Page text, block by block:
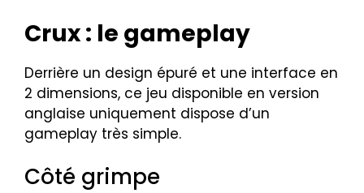
Crux : le gameplay
Derrière un design épuré et une interface en
2 dimensions, ce jeu disponible en version
anglaise uniquement dispose d’un
gameplay très simple.
Côté grimpe